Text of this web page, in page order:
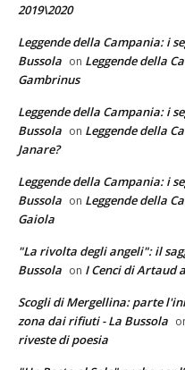
2019\2020
Leggende della Campania: i
Bussola on Leggende della
Gambrinus
Leggende della Campania: i
Bussola on Leggende della
Janare?
Leggende della Campania: i
Bussola on Leggende della
Gaiola
"La rivolta degli angeli": il
Bussola on I Cenci di Artaud
Scogli di Mergellina: parte
zona dai rifiuti - La Bussola
riveste di poesia